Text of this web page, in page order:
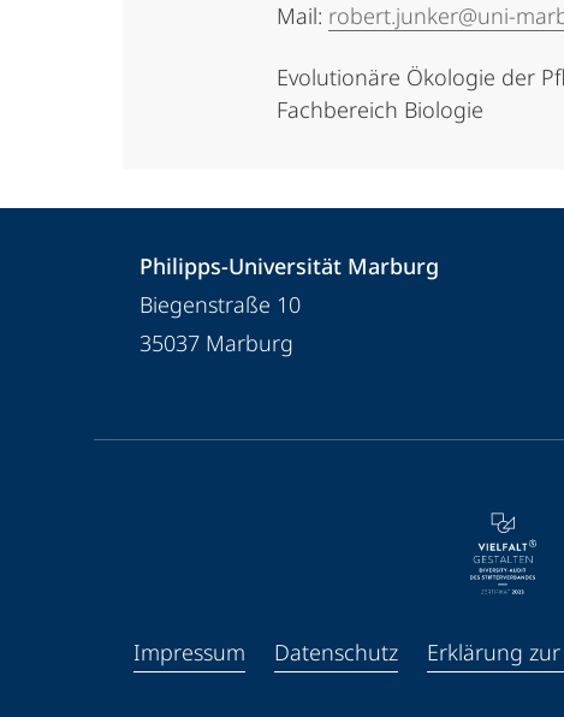
Mail: robert.junker@uni-
Evolutionäre Ökologie der
Fachbereich Biologie
Informationen
Kontaktinformationen
Philipps-
Universität
Marburg
Philipps-Universität Marburg
Biegenstraße 10
35037 Marburg
Media
Kontakte
Impressum Datenschutz Erklärung
FacebookYoutubeInstagram